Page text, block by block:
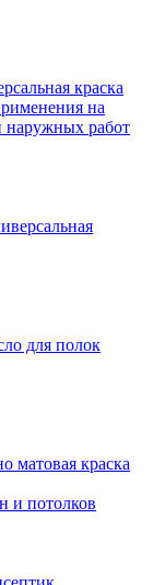
краска
на
наружных работ
для полок
матовая краска
и потолков